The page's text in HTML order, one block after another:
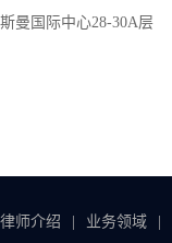
斯曼国际中心28-30A层
律师介绍 业务领域